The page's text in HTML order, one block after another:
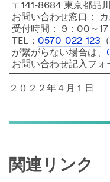
〒141-8684 東京都品
お問い合わせ窓口：
受付時間： 9：00～
TEL：0570-022-123
が繋がらない場合は、
お問い合わせ記入フォ
２０２２年４月１日
関連リンク